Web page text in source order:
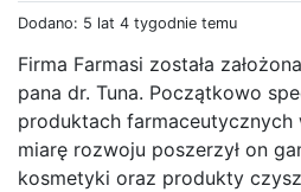
Dodano: 5 lat 4 tygodnie temu
Firma Farmasi została
pana dr. Tuna. Początkowo
produktach farmaceutycznych
miarę rozwoju poszerzył on
kosmetyki oraz produkty